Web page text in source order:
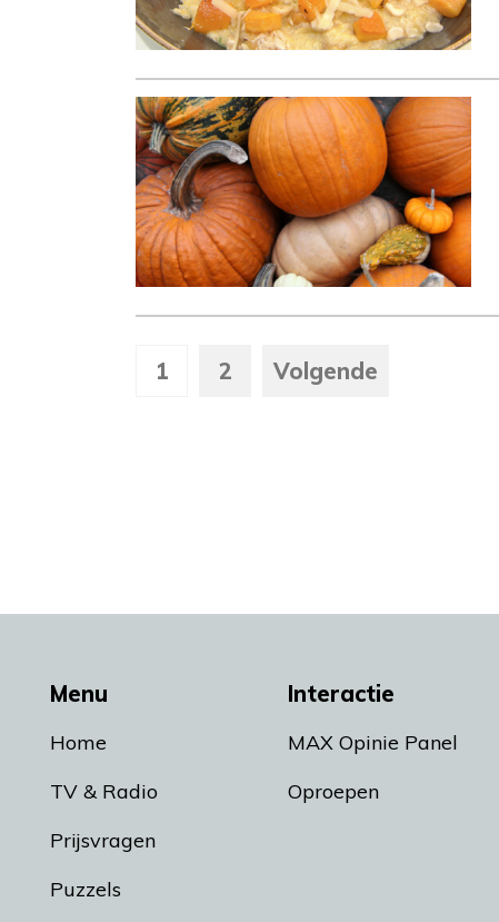
1 2 Volgende
Menu
Home
TV & Radio
Prijsvragen
Puzzels
Interactie
MAX Opinie Panel
Oproepen